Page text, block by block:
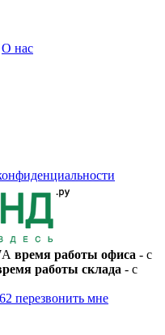
О нас
время работы офиса - с
работы склада - с
перезвонить мне